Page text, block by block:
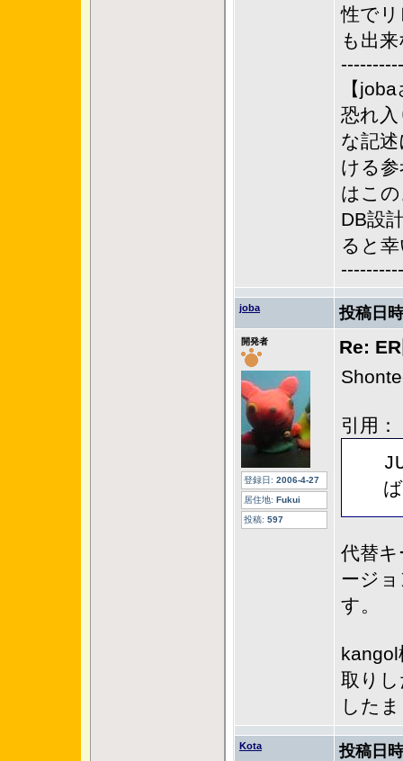
性で
も出
【
恐れ
な記
ける
はこ
DB設
ると
joba 投稿日
開発者
登録日: 2006-4-27
居住地: Fukui
投稿: 597
Re:
引用：
代替
ージ
す。
取り
した
Kota 投稿日